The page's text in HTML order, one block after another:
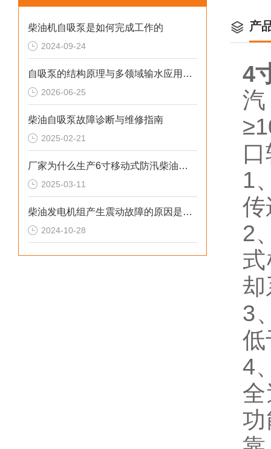
柴油机自吸泵是如何完成工作的
2024-09-24
自吸泵的结构原理与多领域输水应用探析
2026-06-25
柴油自吸泵故障诊断与维修指南
2025-02-21
厂家为什么生产6寸移动式防汛柴油水泵
2025-03-11
柴油发电机组产生震动故障的原因是什么？
2024-10-28
产
4
1
传
2
却
3
低
4